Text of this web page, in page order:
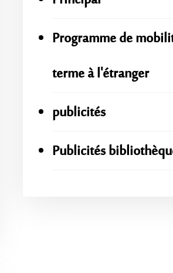
Programme de
terme à l'étranger
publicités
Publicités